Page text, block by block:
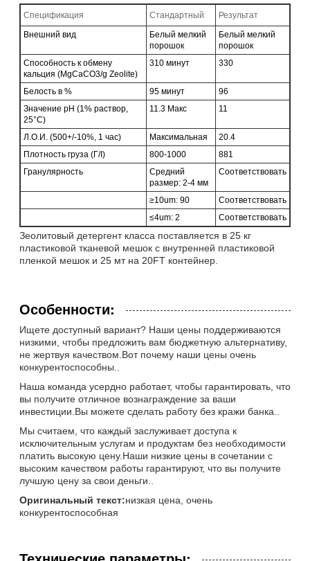
Спецификация Стандартный
Результат
Внешний вид
Белый мелкий
порошок
Белый мелкий
порошок
Способность к обмену
кальция (MgCaCO3/g Zeolite)
310 минут 330
Белость в % 95 минут
96
Значение pH (1% раствор,
25°C)
11.3 Макс 11
Л.О.И. (500+/-10%, 1 час) Максимальная
20.4
Плотность груза (Г/I)
800-1000
881
Гранулярность
Средний
размер: 2-4 мм
Соответствовать
≥10um: 90
Соответствовать
≤4um: 2
Соответствовать
Зеолитовый детергент класса поставляется в 25 кг
пластиковой тканевой мешок с внутренней пластиковой
пленкой мешок и 25 мт на 20FT контейнер.
Особенности:
Ищете доступный вариант? Наши цены поддерживаются
низкими, чтобы предложить вам бюджетную альтернативу,
не жертвуя качеством.Вот почему наши цены очень
конкурентоспособны..
Наша команда усердно работает, чтобы гарантировать, что
вы получите отличное вознаграждение за ваши
инвестиции.Вы можете сделать работу без кражи банка..
Мы считаем, что каждый заслуживает доступа к
исключительным услугам и продуктам без необходимости
платить высокую цену.Наши низкие цены в сочетании с
высоким качеством работы гарантируют, что вы получите
лучшую цену за свои деньги..
Оригинальный текст:низкая цена, очень
конкурентоспособная